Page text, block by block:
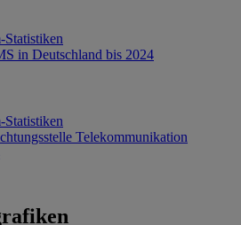
Statistiken
in Deutschland bis 2024
Statistiken
Telekommunikation